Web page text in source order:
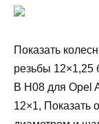
Показать
резьбы 12×1,25
B H08 для Opel
12×1, Показать